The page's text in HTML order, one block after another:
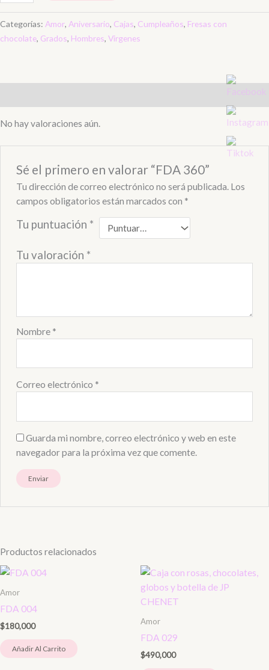
Categorías: Amor, Aniversario, Cajas, Cumpleaños, Fresas con
chocolate, Grados, Hombres, Virgenes
No hay valoraciones aún.
Sé el primero en valorar “FDA 360”
Tu dirección de correo electrónico no será publicada. Los
campos obligatorios están marcados con *
Tu puntuación *
Tu valoración *
Nombre *
Correo electrónico *
Guarda mi nombre, correo electrónico y web en este
navegador para la próxima vez que comente.
Productos relacionados
Amor
FDA 004
$180,000
Añadir Al Carrito
Amor
FDA 029
$490,000